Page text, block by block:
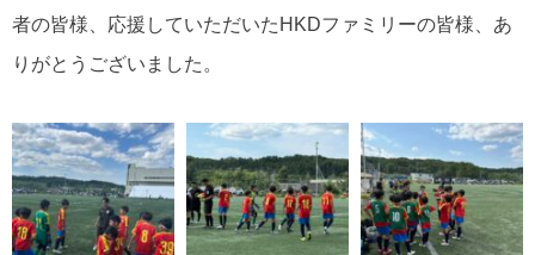
者の皆様、応援していただいたHKDファミリーの皆様、あ
りがとうございました。